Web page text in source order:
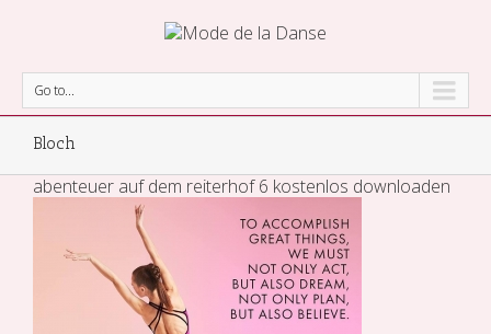
Go to...
Bloch
abenteuer auf dem reiterhof 6 kostenlos downloaden